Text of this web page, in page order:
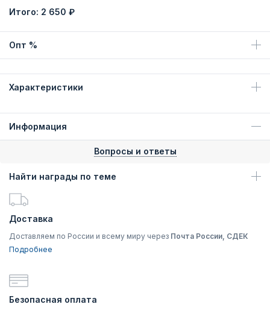
Итого: 2 650 ₽
Опт %
Характеристики
Информация
Вопросы и ответы
Найти награды по теме
Доставка
Доставляем по России и всему миру через Почта России, СДЕК
Подробнее
Безопасная оплата